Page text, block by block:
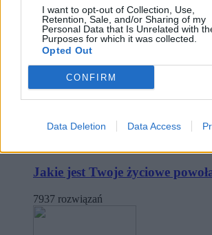
I want to opt-out of Collection, Use,
Retention, Sale, and/or Sharing of my
Personal Data that Is Unrelated with
Purposes for which it was collected.
Opted Out
CONFIRM
Data Deletion Data Access
Inteligencja Magia Wróżby Ezoteryka
Kobiecym okiem Macierzyństwo Język polski Związek Film
Łamigłówki Wiedza Ogólna Sztuka Literatura
Jakie jest Twoje życiowe
7937 rozwiązań